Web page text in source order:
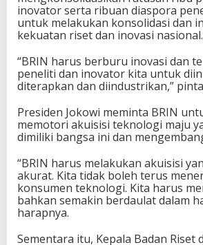
inovator serta ribuan diaspora
untuk melakukan konsolidasi dan
kekuatan riset dan inovasi nasional.
“BRIN harus berburu inovasi dan
peneliti dan inovator kita untuk
diterapkan dan diindustrikan,”
Presiden Jokowi meminta BRIN
memotori akuisisi teknologi maju
dimiliki bangsa ini dan
“BRIN harus melakukan akuisisi
akurat. Kita tidak boleh terus
konsumen teknologi. Kita harus
bahkan semakin berdaulat dalam
harapnya.
Sementara itu, Kepala Badan Riset